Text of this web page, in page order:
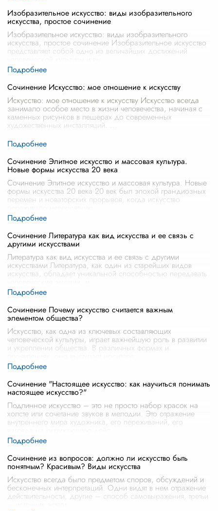
Изобразительное искусство: виды изобразительного
искусства, простое сочинение
Изобразительное искусство: виды изобразительного
искусства, простое сочинение Изобразительное искусство
представляет собой одно из величайших достижений
Сочинение Искусство: мое отношение к искусству
Искусство: мое отношение к искусству Искусство всегда
занимало особое место в жизни человечества, начиная с
каменных рисунков в пещерах до современных
художественных инсталляций.
Сочинение Элитное искусство и массовая культура.
Новые формы искусства 20 века
Сочинение Элитное искусство и массовая культура. Новые
формы искусства 20 века 20 век был эпохой грандиозных
перемен и новаторских прорывов, когда искусство
Сочинение Литература как вид искусства и ее связь с
другими искусствами
Литература как вид искусства и ее связь с другими
искусствами Литература, как один из старейших видов
искусства, обладает уникальной способностью передавать
Сочинение Почему искусство считается важным
элементом общества?
Искусство, как одна из ключевых составляющих
человеческой культуры, играет важнейшую роль в развитии
и укреплении общества. В различных формах и
Сочинение "Настоящее искусство: как научиться понимать
настоящее искусство?"
Подлинное искусство – это не просто набор красок на
холсте или сочетание звуков в мелодии. Это отражение
внутреннего мира художника, его переживаний, его
Сочинение из вопросов: должно ли искусство быть
понятным? Красивым? Виды искусства
Искусство всегда было предметом споров, обсуждений и
бесконечных интерпретаций. Одни видят в нем отражение
действительности, другие – способ самовыражения, третьи